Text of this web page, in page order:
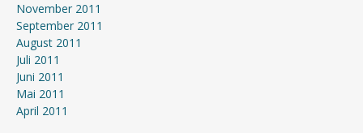
November 2011
September 2011
August 2011
Juli 2011
Juni 2011
Mai 2011
April 2011